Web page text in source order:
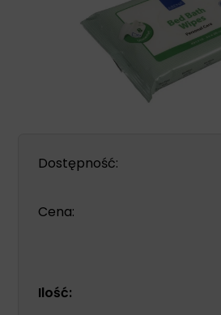
Dostępność:
Cena:
Ilość: